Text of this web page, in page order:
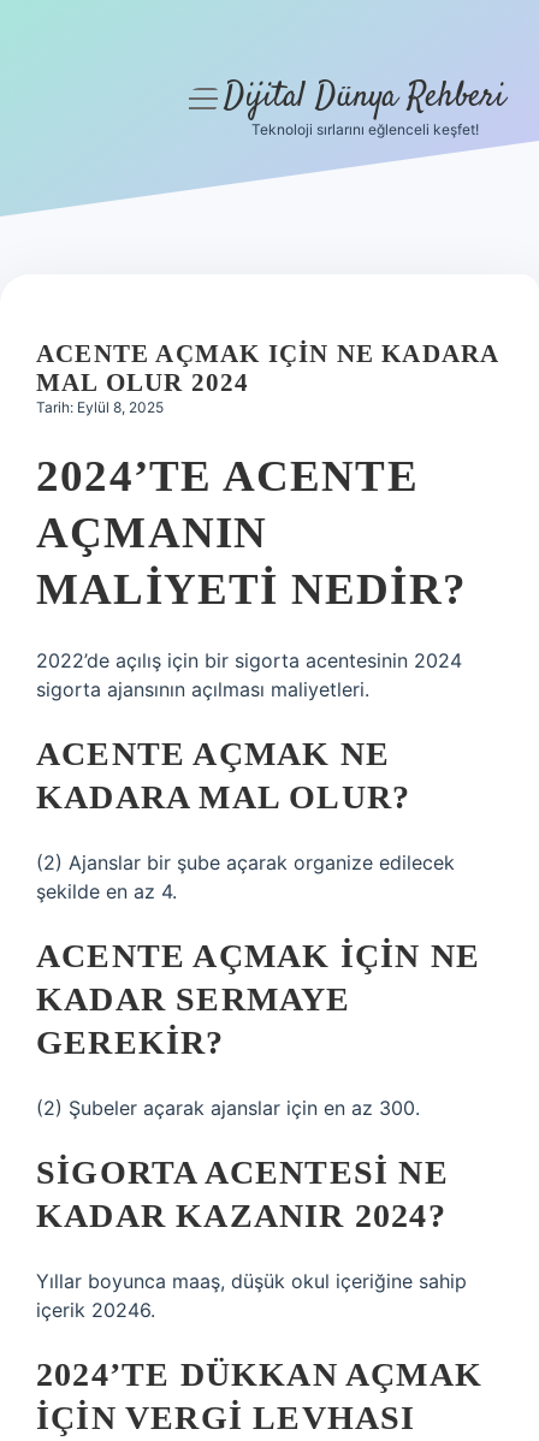
Hakkımızda
menüyüDijital Dünya Rehberi
Teknoloji sırlarını eğlenceli keşfet!
ACENTE AÇMAK IÇIN NE KADARA
MAL OLUR 2024
Tarih: Eylül 8, 2025
2024’TE ACENTE
AÇMANIN
MALIYETI NEDIR?
2022’de açılış için bir sigorta acentesinin 2024
sigorta ajansının açılması maliyetleri.
ACENTE AÇMAK NE
KADARA MAL OLUR?
(2) Ajanslar bir şube açarak organize edilecek
şekilde en az 4.
ACENTE AÇMAK IÇIN NE
KADAR SERMAYE
GEREKIR?
(2) Şubeler açarak ajanslar için en az 300.
SIGORTA ACENTESI NE
KADAR KAZANIR 2024?
Yıllar boyunca maaş, düşük okul içeriğine sahip
içerik 20246.
2024’TE DÜKKAN AÇMAK
IÇIN VERGI LEVHASI